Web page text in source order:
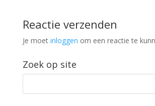
Reactie verzenden
Je moet inloggen om een reactie te
Zoek op site